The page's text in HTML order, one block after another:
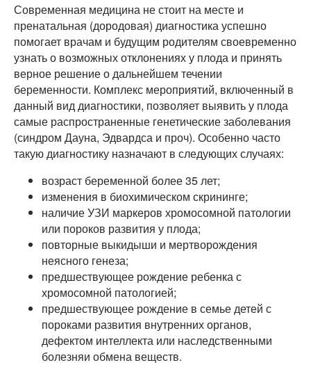
Современная медицина не стоит на месте и
пренатальная (дородовая) диагностика успешно
помогает врачам и будущим родителям своевременно
узнать о возможных отклонениях у плода и принять
верное решение о дальнейшем течении
беременности. Комплекс мероприятий, включенный в
данный вид диагностики, позволяет выявить у плода
самые распространенные генетические заболевания
(синдром Дауна, Эдвардса и проч). Особенно часто
такую диагностику назначают в следующих случаях:
возраст беременной более 35 лет;
изменения в биохимическом скрининге;
наличие УЗИ маркеров хромосомной патологии
или пороков развития у плода;
повторные выкидыши и мертворождения
неясного генеза;
предшествующее рождение ребенка с
хромосомной патологией;
предшествующее рождение в семье детей с
пороками развития внутренних органов,
дефектом интеллекта или наследственными
болезняи обмена веществ.